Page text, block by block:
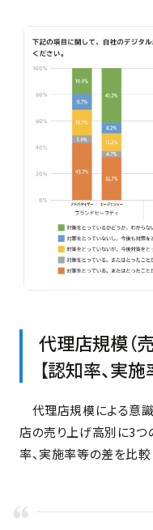
代理店規模（
【認知率、実施
代理店規模による意識
店の売り上げ高別に3つ
率、実施率等の差を比較